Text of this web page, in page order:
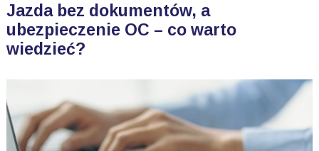
Jazda bez dokumentów, a
ubezpieczenie OC – co warto
wiedzieć?